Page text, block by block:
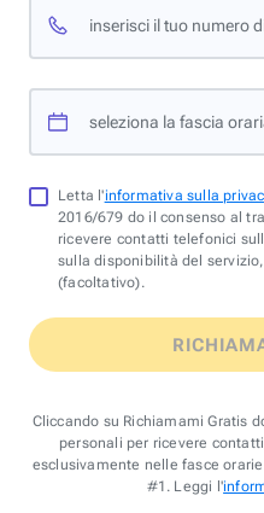
inserisci il tuo numero
seleziona la fascia
Letta l'informativa sulla
2016/679 do il consenso al
ricevere contatti telefonici
sulla disponibilità del
(facoltativo).
Cliccando su Richiamami Gratis
personali per ricevere
esclusivamente nelle fasce
#1. Leggi l'